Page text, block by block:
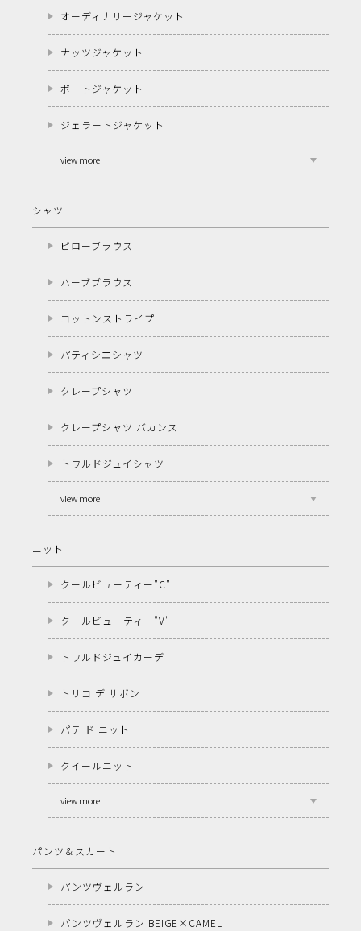
オーディナリージャケット
ナッツジャケット
ポートジャケット
ジェラートジャケット
view more
シャツ
ピローブラウス
ハーブブラウス
コットンストライプ
パティシエシャツ
クレープシャツ
クレープシャツ バカンス
トワルドジュイシャツ
view more
ニット
クールビューティー"C"
クールビューティー"V"
トワルドジュイカーデ
トリコ デ サボン
パテ ド ニット
クイールニット
view more
パンツ＆スカート
パンツヴェルラン
パンツヴェルラン BEIGE×CAMEL